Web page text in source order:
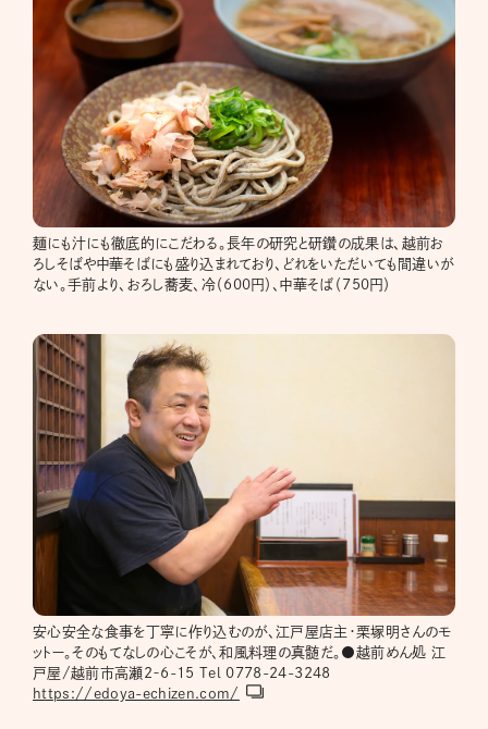
麺にも汁にも徹底的にこだわる。長年の研究と研鑽の成果は、越前お
ろしそばや中華そばにも盛り込まれており、どれをいただいても間違いが
ない。手前より、おろし蕎麦、冷（600円）、中華そば（750円）
安心安全な食事を丁寧に作り込むのが、江戸屋店主・栗塚明さんのモ
ットー。そのもてなしの心こそが、和風料理の真髄だ。●越前めん処 江
戸屋/越前市高瀬2‐6-15 Tel 0778-24-3248
https://edoya-echizen.com/